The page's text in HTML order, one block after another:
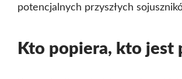
potencjalnych przyszłych
Kto popiera, kto jest